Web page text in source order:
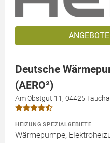
Deutsche
(AERO²)
Am Obstgut 11, 04425 Taucha
HEIZUNG SPEZIALGEBIETE
Wärmepumpe,